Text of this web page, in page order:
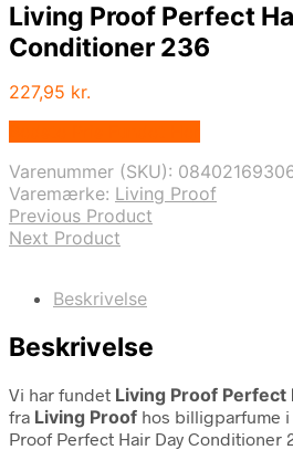
Living Proof Perfect
Conditioner 236
227,95 kr.
Varenummer (SKU):
Varemærke: Living Proof
Previous Product
Next Product
Beskrivelse
Beskrivelse
Vi har fundet Living Proof
fra Living Proof hos billigparfume
Proof Perfect Hair Day Conditioner